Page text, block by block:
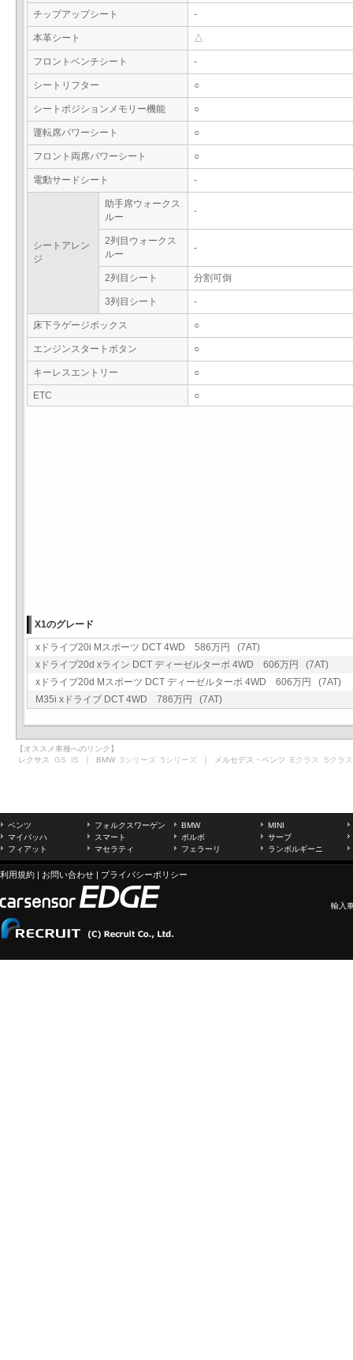
チップアップシート -
本革シート △
フロントベンチシート -
シートリフター ○
シートポジションメモリー機能 ○
運転席パワーシート ○
フロント両席パワーシート ○
電動サードシート -
シートアレン
ジ
助手席ウォークス
ルー
-
2列目ウォークス
ルー
-
2列目シート 分割可倒
3列目シート -
床下ラゲージボックス ○
エンジンスタートボタン ○
キーレスエントリー ○
ETC ○
X1のグレード
xドライブ20i Mスポーツ DCT 4WD 586万円 (7AT)
xドライブ20d xライン DCT ディーゼルターボ 4WD 606万円 (7AT)
xドライブ20d Mスポーツ DCT ディーゼルターボ 4WD 606万円 (7AT)
M35i xドライブ DCT 4WD 786万円 (7AT)
【オススメ車種へのリンク】
レクサス GS IS ｜ BMW 3シリーズ 5シリーズ ｜ メルセデス・ベンツ Eクラス Sクラス
ベンツ フォルクスワーゲン BMW
MINI
マイバッハ
スマート ボルボ
サーブ
フィアット
マセラティ フェラーリ ランボルギーニ
利用規約 | お問い合わせ | プライバシーポリシー
輸入